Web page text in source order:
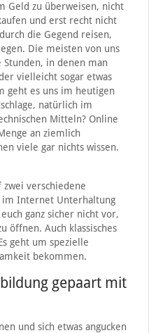
Geld zu überweisen, nicht
und erst recht nicht
die Gegend reisen,
Die meisten von uns
in denen man
vielleicht sogar etwas
geht es uns im heutigen
natürlich im
Mitteln? Online
an ziemlich
viele gar nichts wissen.
verschiedene
im Internet Unterhaltung
ganz sicher nicht vor,
öffnen. Auch klassisches
geht um spezielle
bekommen.
gepaart mit
und sich etwas angucken